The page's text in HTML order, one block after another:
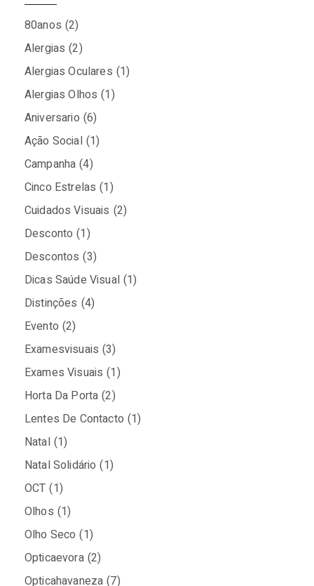
80anos (2)
Alergias (2)
Alergias Oculares (1)
Alergias Olhos (1)
Aniversario (6)
Ação Social (1)
Campanha (4)
Cinco Estrelas (1)
Cuidados Visuais (2)
Desconto (1)
Descontos (3)
Dicas Saúde Visual (1)
Distinções (4)
Evento (2)
Examesvisuais (3)
Exames Visuais (1)
Horta Da Porta (2)
Lentes De Contacto (1)
Natal (1)
Natal Solidário (1)
OCT (1)
Olhos (1)
Olho Seco (1)
Opticaevora (2)
Opticahavaneza (7)